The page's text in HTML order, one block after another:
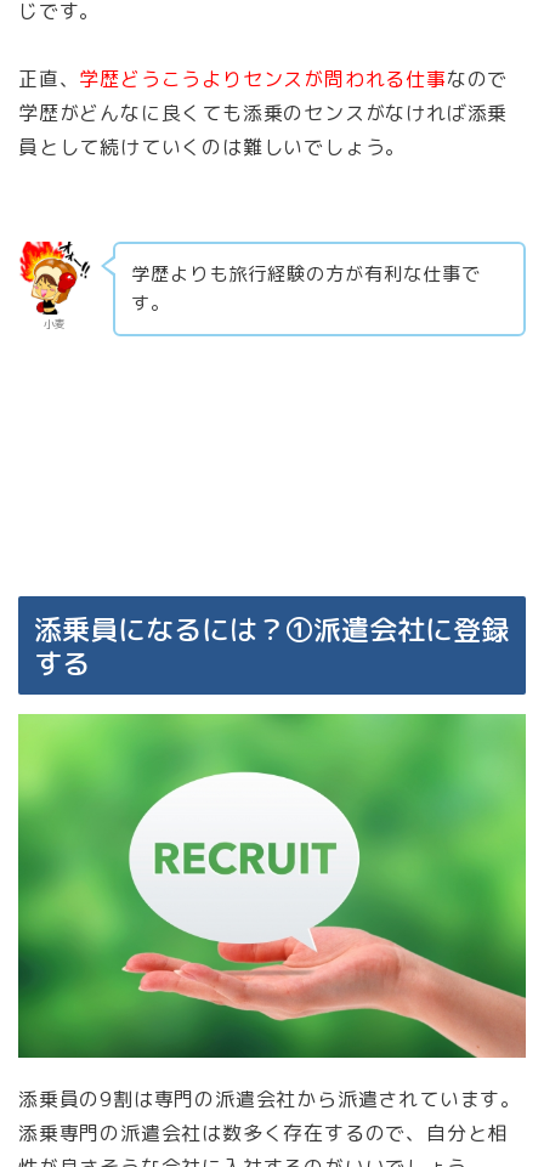
じです。
正直、 学歴どうこうよりセンスが問われる仕事なので
学歴がどんなに良くても添乗のセンスがなければ添乗
員として続けていくのは難しいでしょう。
小麦
学歴よりも旅行経験の方が有利な仕事で
す。
添乗員になるには？①派遣会社に登録
する
添乗員の9割は専門の派遣会社から派遣されています。
添乗専門の派遣会社は数多く存在するので、自分と相